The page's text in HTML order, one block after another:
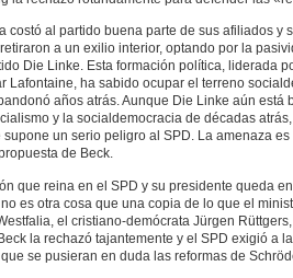
costó al partido buena parte de sus afiliados y
a un exilio interior, optando por la
Die Linke. Esta formación política, liderada
Lafontaine, ha sabido ocupar el terreno
años atrás. Aunque Die Linke aún está
y la socialdemocracia de décadas
supone un serio peligro al SPD. La amenaza
de Beck.
que reina en el SPD y su presidente queda
es otra cosa que una copia de lo que el
el cristiano-demócrata Jürgen
la rechazó tajantemente y el SPD exigió a
se pusieran en duda las reformas de